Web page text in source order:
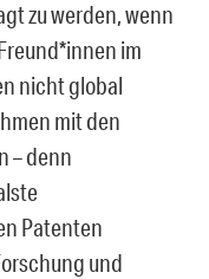
zu werden, wenn
im
nicht global
mit den
– denn
Patenten
und